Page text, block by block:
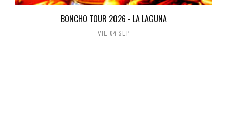
BONCHO TOUR 2026 - LA LAGUNA
VIE 04 SEP